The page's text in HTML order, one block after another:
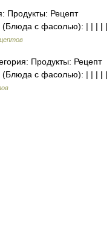
Продукты: Рецепт
(Блюда с фасолью): | | | | |
Продукты: Рецепт
(Блюда с фасолью): | | | | |